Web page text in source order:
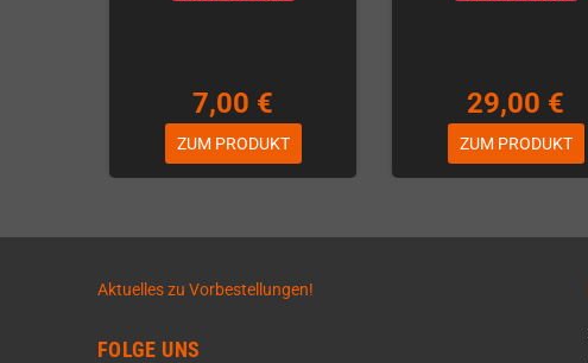
7,00 €
ZUM PRODUKT
29,00 €
ZUM PRODUKT
Aktuelles zu Vorbestellungen!
FOLGE UNS